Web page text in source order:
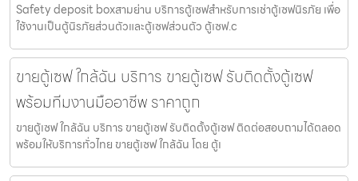
Safety deposit boxสามย่าน บริการตู้เซฟสำหรับการเช่าตู้เซฟนิรภัย เพื่อ
ใช้งานเป็นตู้นิรภัยส่วนตัวและตู้เซฟส่วนตัว ตู้เซฟ.c
ขายตู้เซฟ ใกล้ฉัน บริการ ขายตู้เซฟ รับติดตั้งตู้เซฟ
พร้อมทีมงานมืออาชีพ ราคาถูก
ขายตู้เซฟ ใกล้ฉัน บริการ ขายตู้เซฟ รับติดตั้งตู้เซฟ ติดต่อสอบถามได้ตลอด
พร้อมให้บริการทั่วไทย ขายตู้เซฟ ใกล้ฉัน โดย ตู้เ